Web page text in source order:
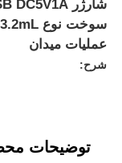
عملیات میدان
شرح:
توضیحات